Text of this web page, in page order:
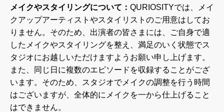
メイクやスタイリングについて： QURIOSITYでは、メイ
クアップアーティストやスタイリストのご用意はしてお
りません。そのため、出演者の皆さまには、ご自身で適
したメイクやスタイリングを整え、満足のいく状態でス
タジオにお越しいただけますようお願い申し上げます。
また、同じ日に複数のエピソードを収録することがござ
います。そのため、スタジオでメイクの調整を行う時間
はございますが、全体的にメイクを一から仕上げること
はできません。